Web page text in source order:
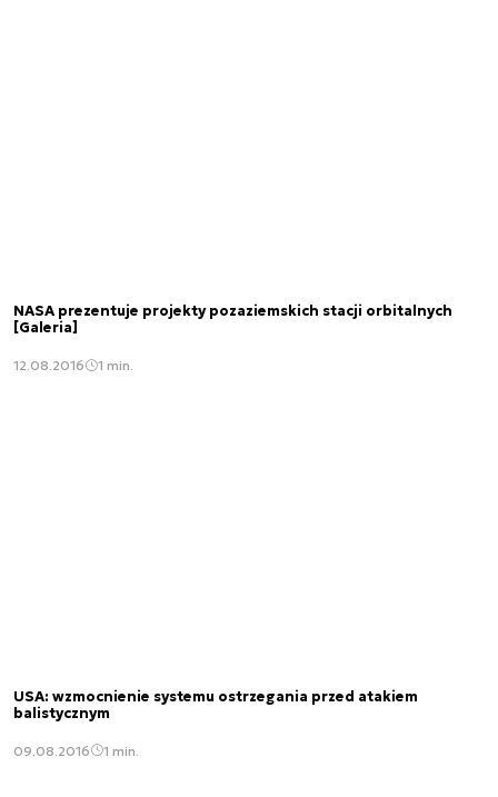
NASA prezentuje projekty pozaziemskich stacji orbitalnych
[Galeria]
12.08.2016 1 min.
USA: wzmocnienie systemu ostrzegania przed atakiem
balistycznym
09.08.2016 1 min.